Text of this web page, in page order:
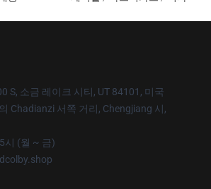
S, 소금 레이크 시티, UT 84101, 미국
Chadianzi 서쪽 거리, Chengjiang 시,
시 (월 ~ 금)